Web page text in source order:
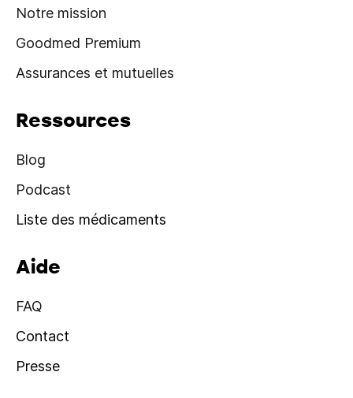
Notre mission
Goodmed Premium
Assurances et mutuelles
Ressources
Blog
Podcast
Liste des médicaments
Aide
FAQ
Contact
Presse